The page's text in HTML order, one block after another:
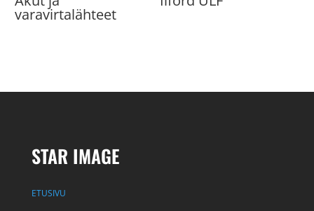
varavirtalähteet
STAR IMAGE
ETUSIVU